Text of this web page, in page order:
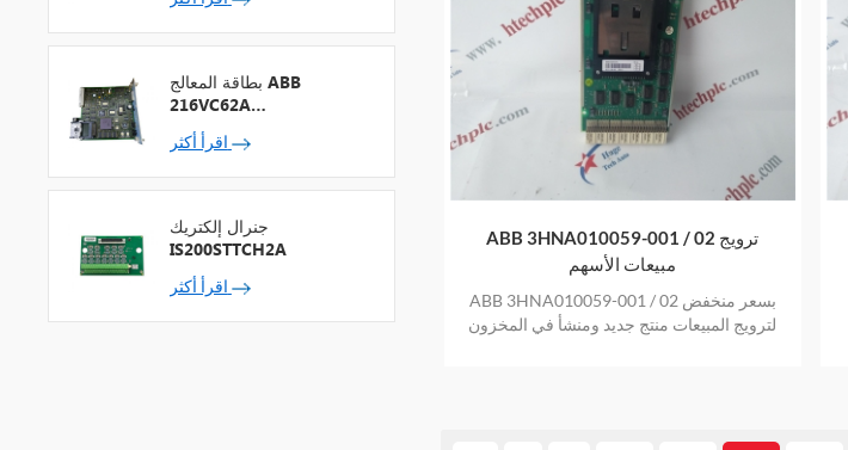
ABB 3HNA010059-001 / 02 ترويج
مبيعات الأسهم
ABB 3HNA010059-001 / 02 بسعر منخفض
لترويج المبيعات منتج جديد ومنشأ في المخزون
بطاقة المعالج ABB
216VC62A
HESG324442R13
جنرال إلكتريك
IS200STTCH2A